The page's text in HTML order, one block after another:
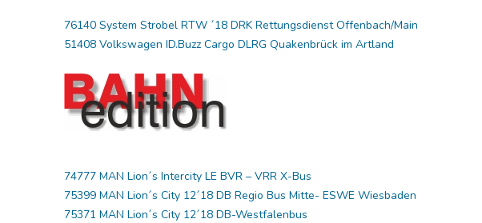
76140 System Strobel RTW ´18 DRK Rettungsdienst Offenbach/Main
51408 Volkswagen ID.Buzz Cargo DLRG Quakenbrück im Artland
74777 MAN Lion´s Intercity LE BVR – VRR X-Bus
75399 MAN Lion´s City 12´18 DB Regio Bus Mitte- ESWE Wiesbaden
75371 MAN Lion´s City 12´18 DB-Westfalenbus